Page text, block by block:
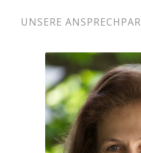
UNSERE